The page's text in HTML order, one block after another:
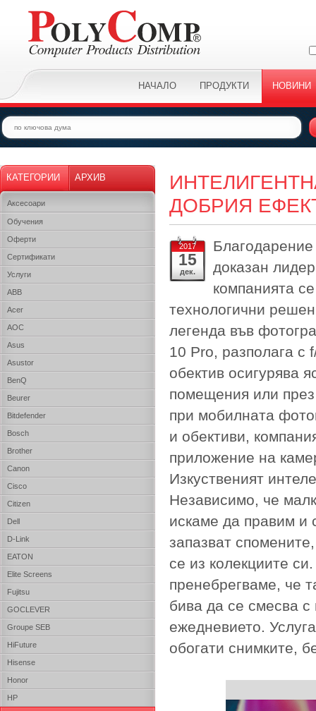
НАЧАЛО ПРОДУКТИ НОВИНИ
КАТЕГОРИИ АРХИВ
Аксесоари
Обучения
Оферти
Сертификати
Услуги
ABB
Acer
AOC
Asus
Asustor
BenQ
Beurer
Bitdefender
Bosch
Brother
Canon
Cisco
Citizen
Dell
D-Link
EATON
Elite Screens
Fujitsu
GOCLEVER
Groupe SEB
HiFuture
Hisense
Honor
HP
ДОБРИЯ
2017
15
дек.
доказан
компанията
технологични
легенда във
10 Pro, разполага с
обектив осигурява
помещения или
при мобилната
и обективи,
приложение на
Изкуственият
Независимо, че
искаме да правим и
запазват
се из колекциите
пренебрегваме, че
бива да се смесва с
ежедневието.
обогати снимките,